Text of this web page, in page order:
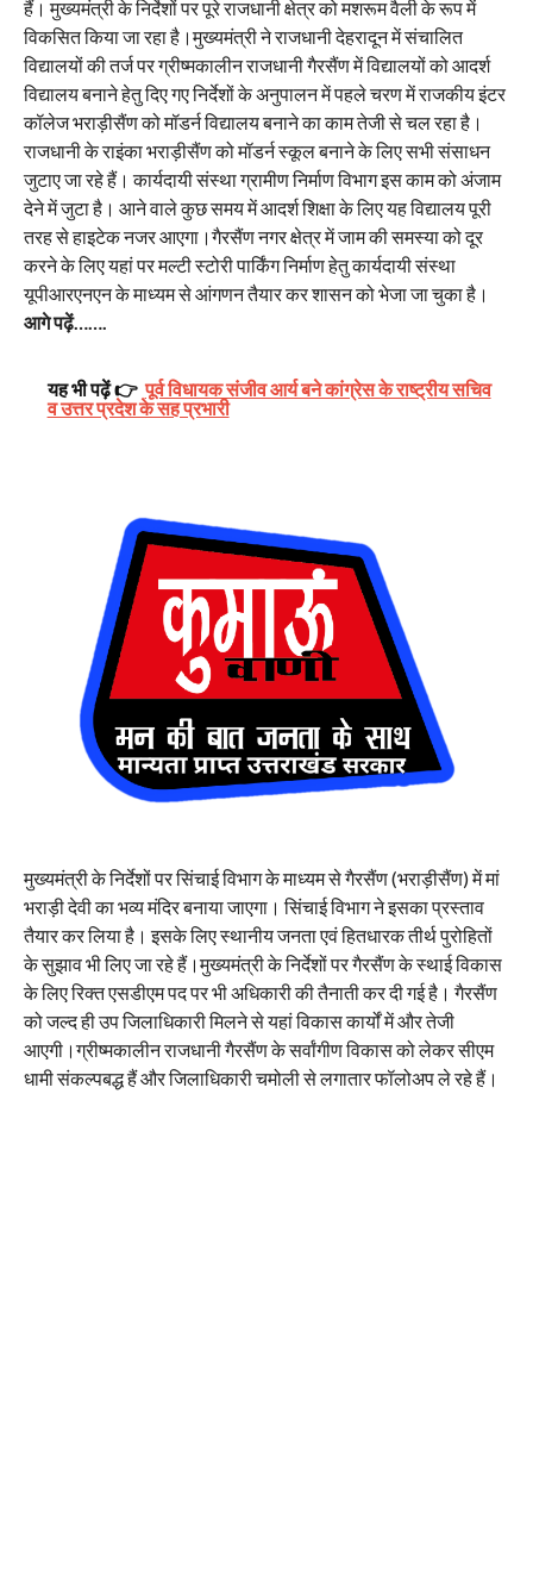
हैं। मुख्यमंत्री के निर्देशों पर पूरे राजधानी क्षेत्र को मशरूम वैली के रूप में
विकसित किया जा रहा है।मुख्यमंत्री ने राजधानी देहरादून में संचालित
विद्यालयों की तर्ज पर ग्रीष्मकालीन राजधानी गैरसैंण में विद्यालयों को आदर्श
विद्यालय बनाने हेतु दिए गए निर्देशों के अनुपालन में पहले चरण में राजकीय इंटर
कॉलेज भराड़ीसैंण को मॉडर्न विद्यालय बनाने का काम तेजी से चल रहा है।
राजधानी के राइंका भराड़ीसैंण को मॉडर्न स्कूल बनाने के लिए सभी संसाधन
जुटाए जा रहे हैं। कार्यदायी संस्था ग्रामीण निर्माण विभाग इस काम को अंजाम
देने में जुटा है। आने वाले कुछ समय में आदर्श शिक्षा के लिए यह विद्यालय पूरी
तरह से हाइटेक नजर आएगा।गैरसैंण नगर क्षेत्र में जाम की समस्या को दूर
करने के लिए यहां पर मल्टी स्टोरी पार्किंग निर्माण हेतु कार्यदायी संस्था
यूपीआरएनएन के माध्यम से आंगणन तैयार कर शासन को भेजा जा चुका है।
आगे पढ़ें…….
यह भी पढ़ें 👉 पूर्व विधायक संजीव आर्य बने कांग्रेस के राष्ट्रीय सचिव
व उत्तर प्रदेश के सह प्रभारी
मुख्यमंत्री के निर्देशों पर सिंचाई विभाग के माध्यम से गैरसैंण (भराड़ीसैंण) में मां
भराड़ी देवी का भव्य मंदिर बनाया जाएगा। सिंचाई विभाग ने इसका प्रस्ताव
तैयार कर लिया है। इसके लिए स्थानीय जनता एवं हितधारक तीर्थ पुरोहितों
के सुझाव भी लिए जा रहे हैं।मुख्यमंत्री के निर्देशों पर गैरसैंण के स्थाई विकास
के लिए रिक्त एसडीएम पद पर भी अधिकारी की तैनाती कर दी गई है। गैरसैंण
को जल्द ही उप जिलाधिकारी मिलने से यहां विकास कार्यों में और तेजी
आएगी।ग्रीष्मकालीन राजधानी गैरसैंण के सर्वांगीण विकास को लेकर सीएम
धामी संकल्पबद्ध हैं और जिलाधिकारी चमोली से लगातार फॉलोअप ले रहे हैं।